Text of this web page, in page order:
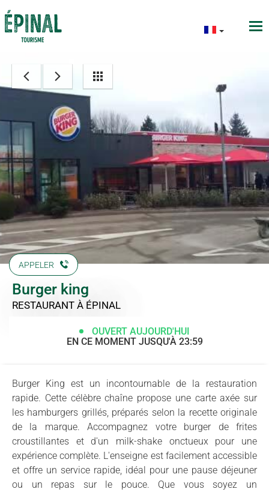
APPELER
Burger king
RESTAURANT À ÉPINAL
OUVERT AUJOURD'HUI
EN CE MOMENT JUSQU'À 23:59
Burger King est un incontournable de la restauration
rapide. Cette célèbre chaîne propose une carte axée sur
les hamburgers grillés, préparés selon la recette originale
de la marque. Accompagnez votre burger de frites
croustillantes et d'un milk-shake onctueux pour une
expérience complète. L'enseigne est facilement accessible
et offre un service rapide, idéal pour une pause déjeuner
ou un repas sur le pouce. Que vous soyez un